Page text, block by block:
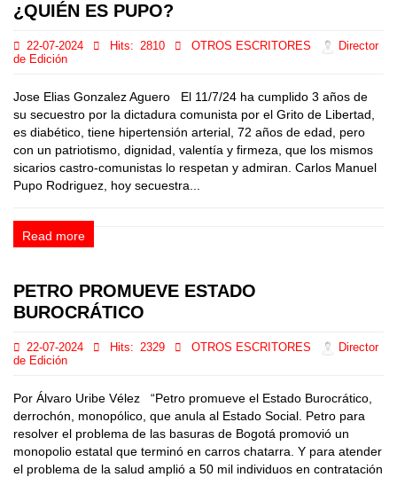
¿QUIÉN ES PUPO?
22-07-2024 Hits: 2810 OTROS ESCRITORES
Director
de Edición
Jose Elias Gonzalez Aguero El 11/7/24 ha cumplido 3 años de
su secuestro por la dictadura comunista por el Grito de Libertad,
es diabético, tiene hipertensión arterial, 72 años de edad, pero
con un patriotismo, dignidad, valentía y firmeza, que los mismos
sicarios castro-comunistas lo respetan y admiran. Carlos Manuel
Pupo Rodriguez, hoy secuestra...
Read more
PETRO PROMUEVE ESTADO
BUROCRÁTICO
22-07-2024 Hits: 2329 OTROS ESCRITORES
Director
de Edición
Por Álvaro Uribe Vélez “Petro promueve el Estado Burocrático,
derrochón, monopólico, que anula al Estado Social. Petro para
resolver el problema de las basuras de Bogotá promovió un
monopolio estatal que terminó en carros chatarra. Y para atender
el problema de la salud amplió a 50 mil individuos en contratación